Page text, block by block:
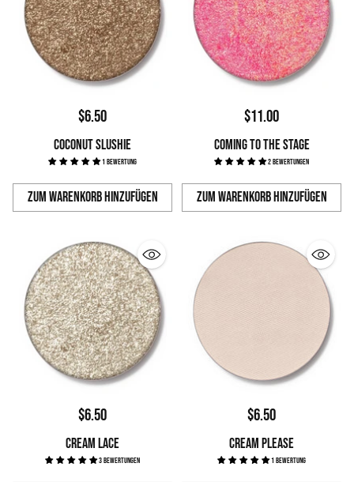
$6.50
COCONUT SLUSHIE
1 Bewertung
Zum Warenkorb hinzufügen
Anzahl
$11.00
COMING TO THE STAGE
2 Bewertungen
Zum Warenkorb hinzufügen
Anzahl
$6.50
CREAM LACE
3 Bewertungen
$6.50
CREAM PLEASE
1 Bewertung